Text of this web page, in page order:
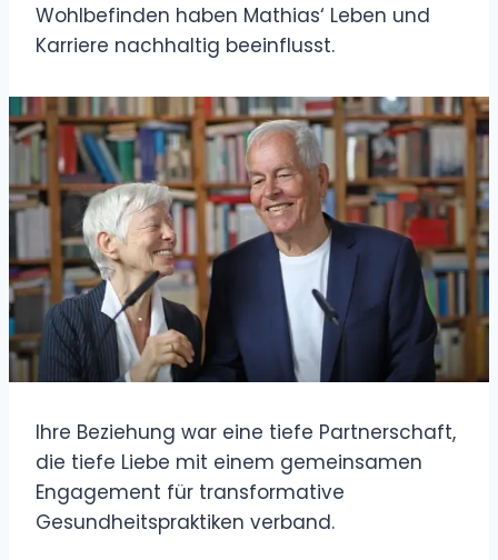
Wohlbefinden haben Mathias‘ Leben und
Karriere nachhaltig beeinflusst.
Ihre Beziehung war eine tiefe Partnerschaft,
die tiefe Liebe mit einem gemeinsamen
Engagement für transformative
Gesundheitspraktiken verband.